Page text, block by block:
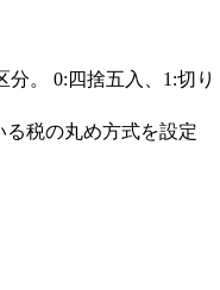
。 0:四捨五入、1:切り
税の丸め方式を設定